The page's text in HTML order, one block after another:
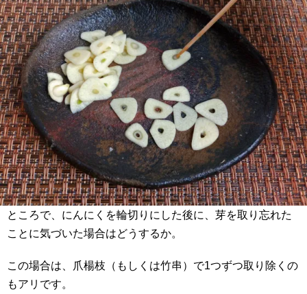
ところで、にんにくを輪切りにした後に、芽を取り忘れた
ことに気づいた場合はどうするか。
この場合は、爪楊枝（もしくは竹串）で1つずつ取り除くの
もアリです。